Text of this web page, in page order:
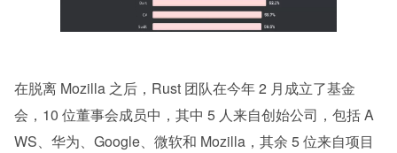
在脱离 Mozilla 之后，Rust 团队在今年 2 月成立了基金
会，10 位董事会成员中，其中 5 人来自创始公司，包括 A
WS、华为、Google、微软和 Mozilla，其余 5 位来自项目